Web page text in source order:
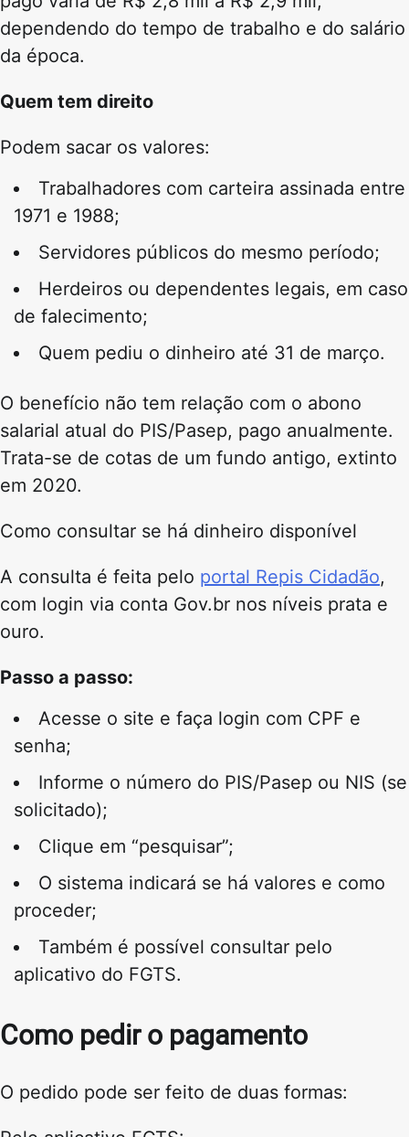
dependendo do tempo de trabalho e do salário
da época.
Quem tem direito
Podem sacar os valores:
Trabalhadores com carteira assinada entre
1971 e 1988;
Servidores públicos do mesmo período;
Herdeiros ou dependentes legais, em caso
de falecimento;
Quem pediu o dinheiro até 31 de março.
O benefício não tem relação com o abono
salarial atual do PIS/Pasep, pago anualmente.
Trata-se de cotas de um fundo antigo, extinto
em 2020.
Como consultar se há dinheiro disponível
A consulta é feita pelo portal Repis Cidadão,
com login via conta Gov.br nos níveis prata e
ouro.
Passo a passo:
Acesse o site e faça login com CPF e
senha;
Informe o número do PIS/Pasep ou NIS (se
solicitado);
Clique em “pesquisar”;
O sistema indicará se há valores e como
proceder;
Também é possível consultar pelo
aplicativo do FGTS.
Como pedir o pagamento
O pedido pode ser feito de duas formas: